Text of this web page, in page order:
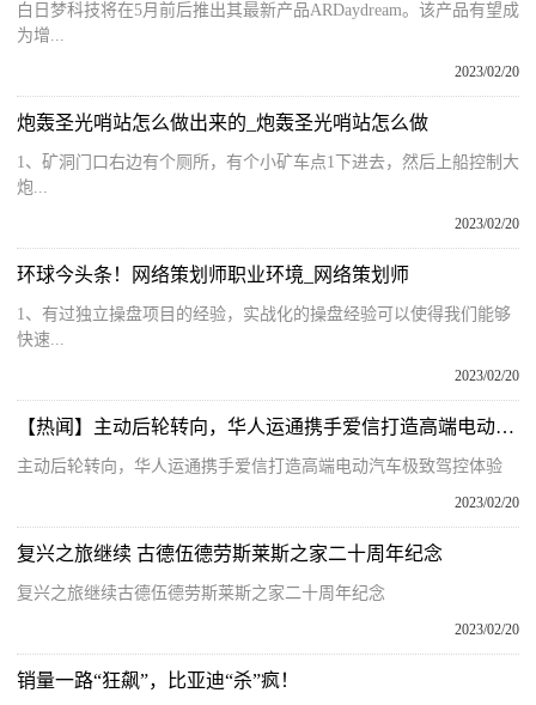
白日梦科技将在5月前后推出其最新产品ARDaydream。该产品有望成
为增...
2023/02/20
炮轰圣光哨站怎么做出来的_炮轰圣光哨站怎么做
1、矿洞门口右边有个厕所，有个小矿车点1下进去，然后上船控制大
炮...
2023/02/20
环球今头条！网络策划师职业环境_网络策划师
1、有过独立操盘项目的经验，实战化的操盘经验可以使得我们能够
快速...
2023/02/20
【热闻】主动后轮转向，华人运通携手爱信打造高端电动汽车极致驾控体验
主动后轮转向，华人运通携手爱信打造高端电动汽车极致驾控体验
2023/02/20
复兴之旅继续 古德伍德劳斯莱斯之家二十周年纪念
复兴之旅继续古德伍德劳斯莱斯之家二十周年纪念
2023/02/20
销量一路“狂飙”，比亚迪“杀”疯！